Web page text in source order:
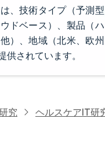
、技術タイプ（予測
ドベース）、製品（
）、地域（北米、欧
されています。
究 ヘルスケアIT研